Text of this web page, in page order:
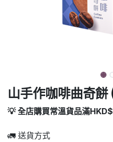
山手作咖啡曲奇餅
💡 全店購買常溫貨品滿
🚛 送貨方式